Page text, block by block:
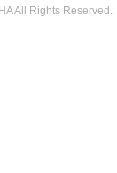
All Rights